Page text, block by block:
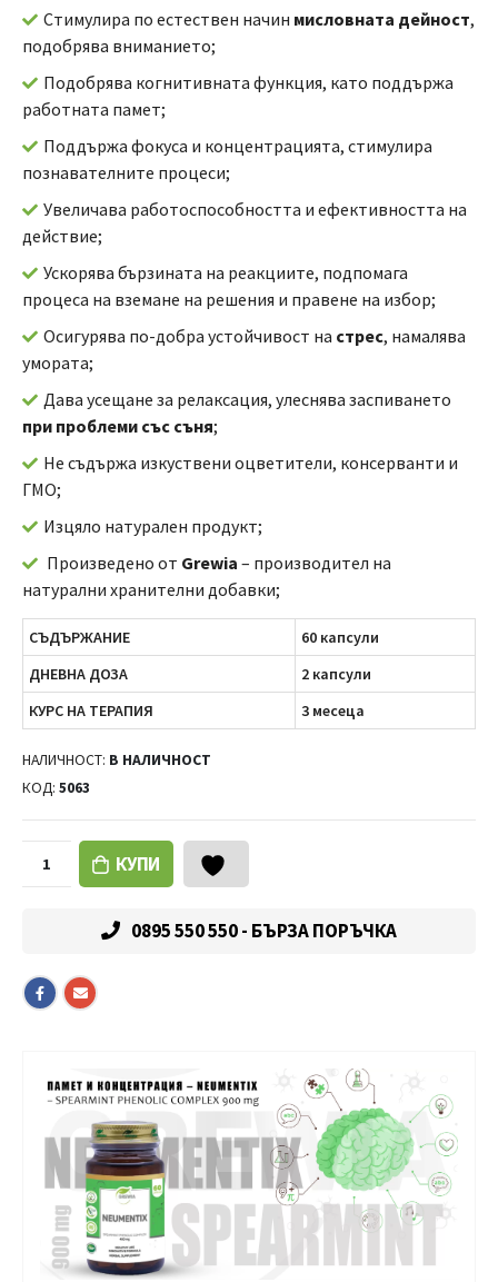
Стимулира по естествен начин мисловната дейност,
подобрява вниманието;
Подобрява когнитивната функция, като поддържа
работната памет;
Поддържа фокуса и концентрацията, стимулира
познавателните процеси;
Увеличава работоспособността и ефективността на
действие;
Ускорява бързината на реакциите, подпомага
процеса на вземане на решения и правене на избор;
Осигурява по-добра устойчивост на стрес, намалява
умората;
Дава усещане за релаксация, улеснява заспиването
при проблеми със съня;
Не съдържа изкуствени оцветители, консерванти и
ГМО;
Изцяло натурален продукт;
Произведено от Grewia – производител на
натурални хранителни добавки;
СЪДЪРЖАНИЕ
60 капсули
ДНЕВНА ДОЗА
2 капсули
КУРС НА ТЕРАПИЯ
3 месеца
НАЛИЧНОСТ: В НАЛИЧНОСТ
КОД: 5063
КУПИ
0895 550 550 - БЪРЗА ПОРЪЧКА